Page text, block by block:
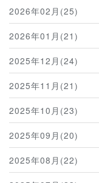
2026年02月(25)
2026年01月(21)
2025年12月(24)
2025年11月(21)
2025年10月(23)
2025年09月(20)
2025年08月(22)